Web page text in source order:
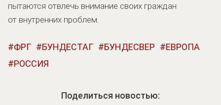
пытаются отвлечь внимание своих граждан
от внутренних проблем.
ФРГ БУНДЕСТАГ БУНДЕСВЕР
ЕВРОПА
РОССИЯ
Поделиться новостью: